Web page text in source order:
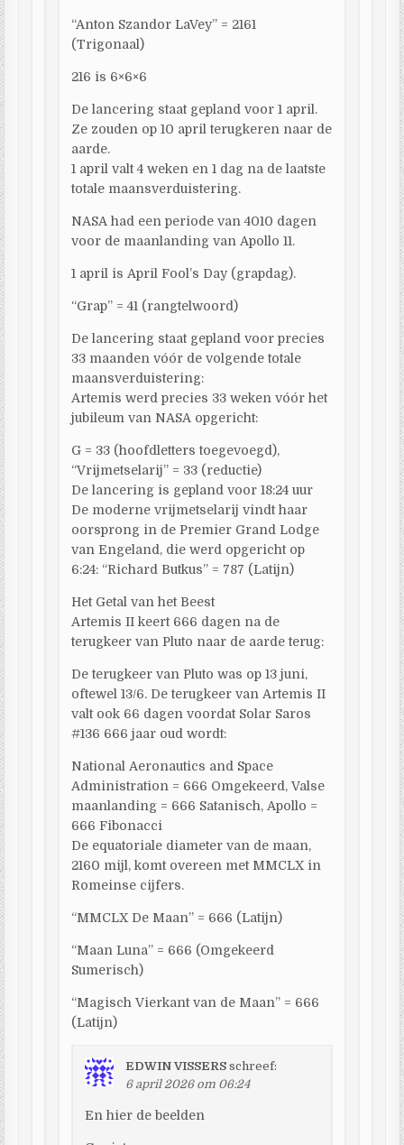
“Anton Szandor LaVey” = 2161
(Trigonaal)
216 is 6×6×6
De lancering staat gepland voor 1 april.
Ze zouden op 10 april terugkeren naar de
aarde.
1 april valt 4 weken en 1 dag na de laatste
totale maansverduistering.
NASA had een periode van 4010 dagen
voor de maanlanding van Apollo 11.
1 april is April Fool’s Day (grapdag).
“Grap” = 41 (rangtelwoord)
De lancering staat gepland voor precies
33 maanden vóór de volgende totale
maansverduistering:
Artemis werd precies 33 weken vóór het
jubileum van NASA opgericht:
G = 33 (hoofdletters toegevoegd),
“Vrijmetselarij” = 33 (reductie)
De lancering is gepland voor 18:24 uur
De moderne vrijmetselarij vindt haar
oorsprong in de Premier Grand Lodge
van Engeland, die werd opgericht op
6:24: “Richard Butkus” = 787 (Latijn)
Het Getal van het Beest
Artemis II keert 666 dagen na de
terugkeer van Pluto naar de aarde terug:
De terugkeer van Pluto was op 13 juni,
oftewel 13/6. De terugkeer van Artemis II
valt ook 66 dagen voordat Solar Saros
#136 666 jaar oud wordt:
National Aeronautics and Space
Administration = 666 Omgekeerd, Valse
maanlanding = 666 Satanisch, Apollo =
666 Fibonacci
De equatoriale diameter van de maan,
2160 mijl, komt overeen met MMCLX in
Romeinse cijfers.
“MMCLX De Maan” = 666 (Latijn)
“Maan Luna” = 666 (Omgekeerd
Sumerisch)
“Magisch Vierkant van de Maan” = 666
(Latijn)
EDWIN VISSERS schreef:
6 april 2026 om 06:24
En hier de beelden